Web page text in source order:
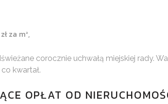
za m²,
corocznie uchwałą miejskiej rady.
kwartał.
OPŁAT OD